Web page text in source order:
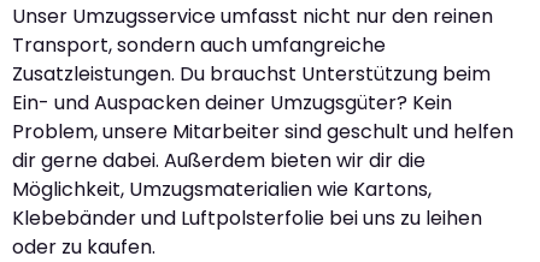
Unser Umzugsservice umfasst nicht nur den reinen
Transport, sondern auch umfangreiche
Zusatzleistungen. Du brauchst Unterstützung beim
Ein- und Auspacken deiner Umzugsgüter? Kein
Problem, unsere Mitarbeiter sind geschult und helfen
dir gerne dabei. Außerdem bieten wir dir die
Möglichkeit, Umzugsmaterialien wie Kartons,
Klebebänder und Luftpolsterfolie bei uns zu leihen
oder zu kaufen.